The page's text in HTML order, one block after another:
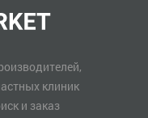
клиник
и заказ